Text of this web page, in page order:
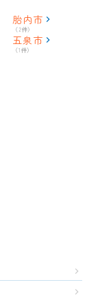
胎内市
（2件）
五泉市
（1件）